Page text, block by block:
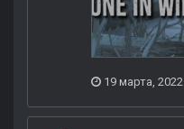
19 марта, 2022